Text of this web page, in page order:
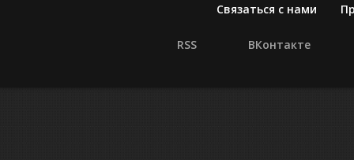
Связаться с нами
RSS ВКонтакте